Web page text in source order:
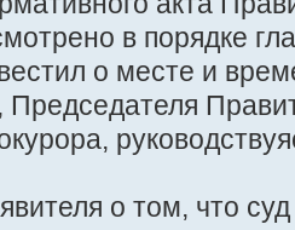
в порядке
о месте и
Председателя
о том, что